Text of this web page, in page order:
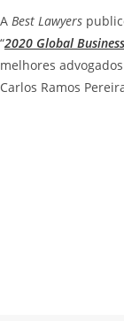
A Best Lawyers
“2020 Global
melhores
Carlos Ramos